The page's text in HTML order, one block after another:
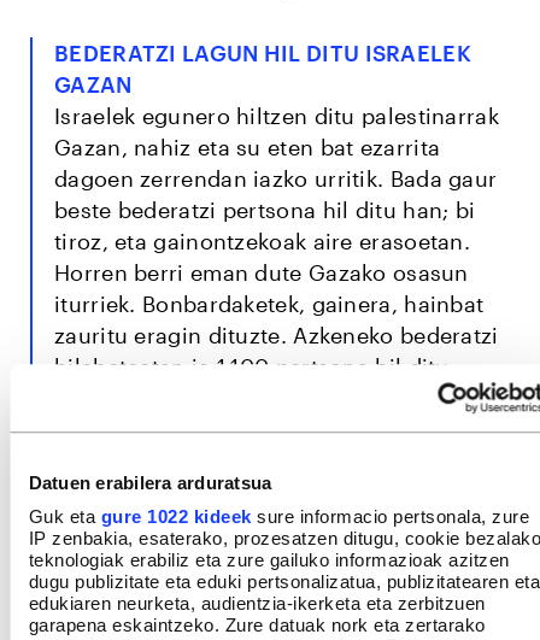
Datuen erabilera arduratsua
Guk eta gure 1022 kideek sure informacio pertsonala, zure
IP zenbakia, esaterako, prozesatzen ditugu, cookie bezalako
teknologiak erabiliz eta zure gailuko informazioak azitzen
dugu publizitate eta eduki pertsonalizatua, publizitatearen eta
edukiaren neurketa, audientzia-ikerketa eta zerbitzuen
garapena eskaintzeko. Zure datuak nork eta zertarako
BEDERATZI LAGUN HIL DITU ISRAELEK
GAZAN
Israelek egunero hiltzen ditu palestinarrak
Gazan, nahiz eta su eten bat ezarrita
dagoen zerrendan iazko urritik. Bada gaur
beste bederatzi pertsona hil ditu han; bi
tiroz, eta gainontzekoak aire erasoetan.
Horren berri eman dute Gazako osasun
iturriek. Bonbardaketek, gainera, hainbat
zauritu eragin dituzte. Azkeneko bederatzi
hilabeteetan ia 1.100 pertsona hil ditu